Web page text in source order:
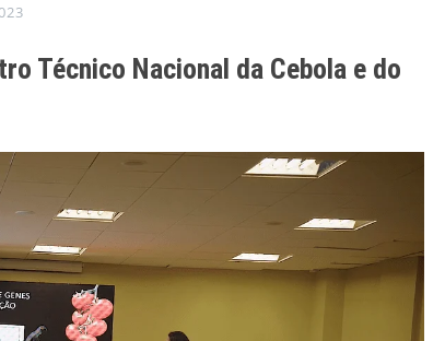
Técnico Nacional da Cebola e do